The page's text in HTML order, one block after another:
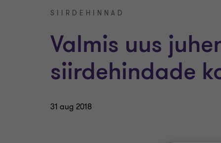
SIIRDEHINNAD
Valmis uus
siirdehindade
31 aug 2018